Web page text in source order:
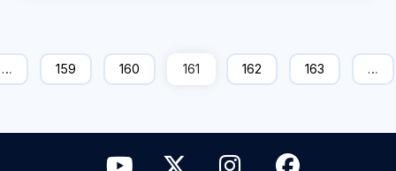
… 159 160 161 162 163 …